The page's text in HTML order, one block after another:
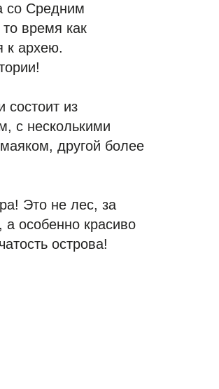
со Средним
время как
к архею.
состоит из
с несколькими
другой более
Это не лес, за
особенно красиво
острова!